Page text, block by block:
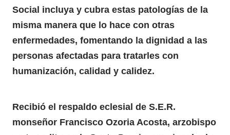
Social incluya y cubra estas patologías de la
misma manera que lo hace con otras
enfermedades, fomentando la dignidad a las
personas afectadas para tratarles con
humanización, calidad y calidez.
Recibió el respaldo eclesial de S.E.R.
monseñor Francisco Ozoria Acosta, arzobispo